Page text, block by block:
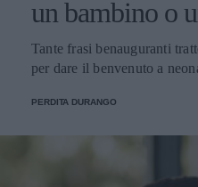
un bambino o
Tante frasi benauguranti
per dare il benvenuto a
PERDITA DURANGO